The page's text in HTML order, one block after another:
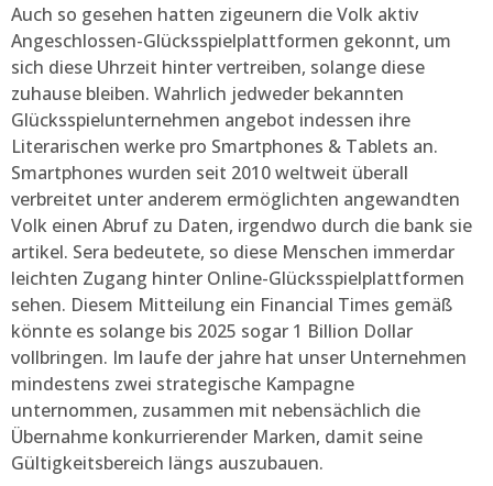
Auch so gesehen hatten zigeunern die Volk aktiv
Angeschlossen-Glücksspielplattformen gekonnt, um
sich diese Uhrzeit hinter vertreiben, solange diese
zuhause bleiben. Wahrlich jedweder bekannten
Glücksspielunternehmen angebot indessen ihre
Literarischen werke pro Smartphones & Tablets an.
Smartphones wurden seit 2010 weltweit überall
verbreitet unter anderem ermöglichten angewandten
Volk einen Abruf zu Daten, irgendwo durch die bank sie
artikel. Sera bedeutete, so diese Menschen immerdar
leichten Zugang hinter Online-Glücksspielplattformen
sehen. Diesem Mitteilung ein Financial Times gemäß
könnte es solange bis 2025 sogar 1 Billion Dollar
vollbringen. Im laufe der jahre hat unser Unternehmen
mindestens zwei strategische Kampagne
unternommen, zusammen mit nebensächlich die
Übernahme konkurrierender Marken, damit seine
Gültigkeitsbereich längs auszubauen.